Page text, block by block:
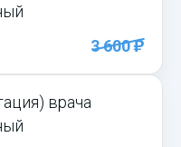
3 600)
врача